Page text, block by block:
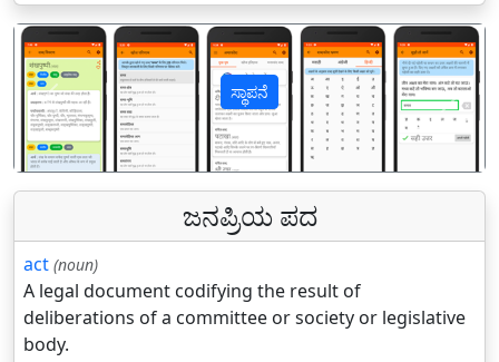
ಸ್ಥಾಪನೆ
पिछला
ಜನಪ್ರಿಯ ಪದ
act (noun)
A legal document codifying the result of
deliberations of a committee or society or legislative
body.